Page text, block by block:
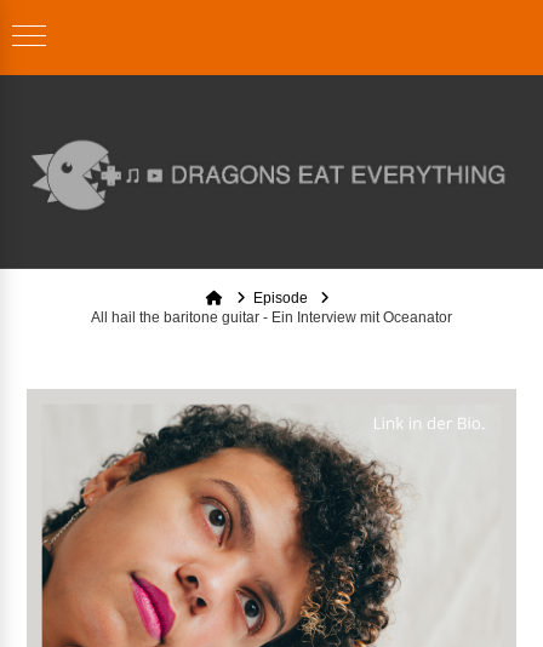
HomeEpisode
All hail the baritone guitar - Ein Interview mit Oceanator